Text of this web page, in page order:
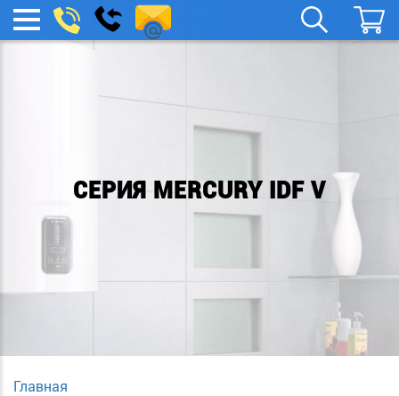
МЕНЮ
boylera@yandex.ru
Заказать
звонок
СЕРИЯ MERCURY IDF V
Главная